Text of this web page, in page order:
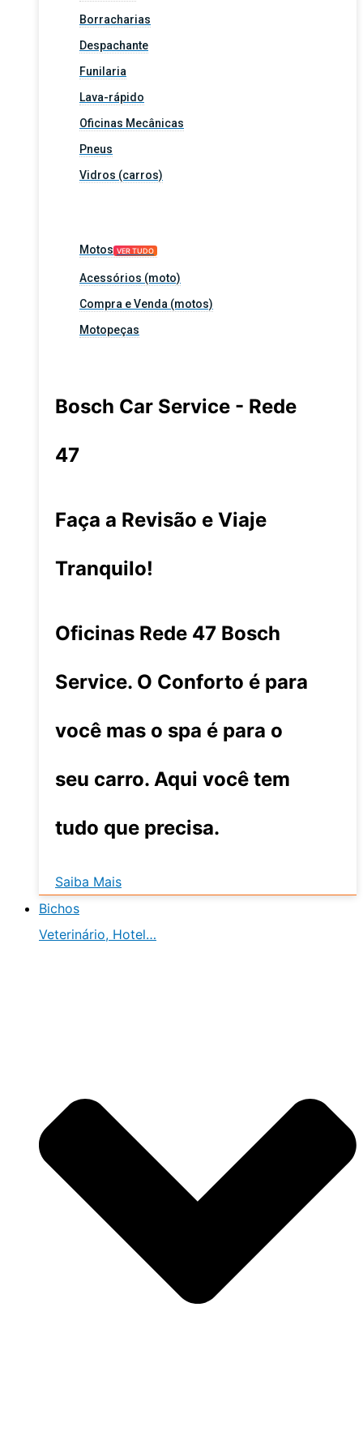
Borracharias
Despachante
Funilaria
Lava-rápido
Oficinas Mecânicas
Pneus
Vidros (carros)
Motos VER TUDO
Acessórios (moto)
Compra e Venda (motos)
Motopeças
Bosch Car Service - Rede
47
Faça a Revisão e Viaje
Tranquilo!
Oficinas Rede 47 Bosch
Service. O Conforto é para
você mas o spa é para o
seu carro. Aqui você tem
tudo que precisa.
Saiba Mais
Bichos
Veterinário, Hotel…